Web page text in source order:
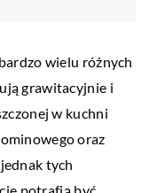
wielu różnych
grawitacyjnie i
w kuchni
oraz
tych
potrafią być